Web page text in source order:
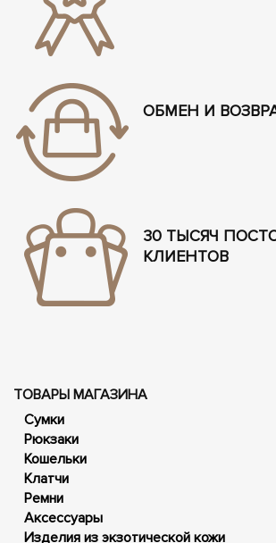
ОБМЕН И
30 ТЫСЯЧ
КЛИЕНТОВ
ТОВАРЫ МАГАЗИНА
Сумки
Рюкзаки
Кошельки
Клатчи
Ремни
Аксессуары
Изделия из экзотической кожи